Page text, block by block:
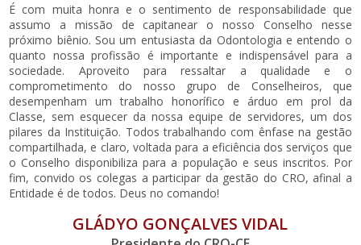
É com muita honra e o sentimento de responsabilidade que
assumo a missão de capitanear o nosso Conselho nesse
próximo biênio. Sou um entusiasta da Odontologia e entendo o
quanto nossa profissão é importante e indispensável para a
sociedade. Aproveito para ressaltar a qualidade e o
comprometimento do nosso grupo de Conselheiros, que
desempenham um trabalho honorífico e árduo em prol da
Classe, sem esquecer da nossa equipe de servidores, um dos
pilares da Instituição. Todos trabalhando com ênfase na gestão
compartilhada, e claro, voltada para a eficiência dos serviços que
o Conselho disponibiliza para a população e seus inscritos. Por
fim, convido os colegas a participar da gestão do CRO, afinal a
Entidade é de todos. Deus no comando!
GLÁDYO GONÇALVES VIDAL